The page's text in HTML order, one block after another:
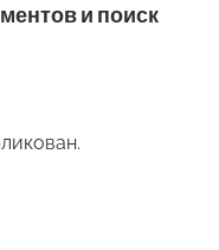
и поиск